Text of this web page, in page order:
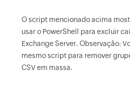
O script mencionado acima
usar o PowerShell para excluir
Exchange Server. Observação:
mesmo script para remover
CSV em massa.